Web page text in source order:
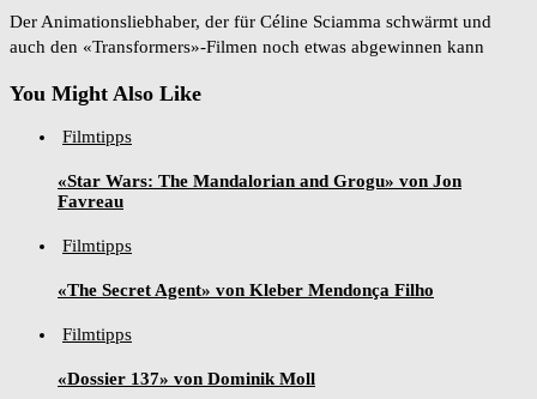
Der Animationsliebhaber, der für Céline Sciamma schwärmt und
auch den «Transformers»-Filmen noch etwas abgewinnen kann
You Might Also Like
Filmtipps
«Star Wars: The Mandalorian and Grogu» von Jon
Favreau
Filmtipps
«The Secret Agent» von Kleber Mendonça Filho
Filmtipps
«Dossier 137» von Dominik Moll